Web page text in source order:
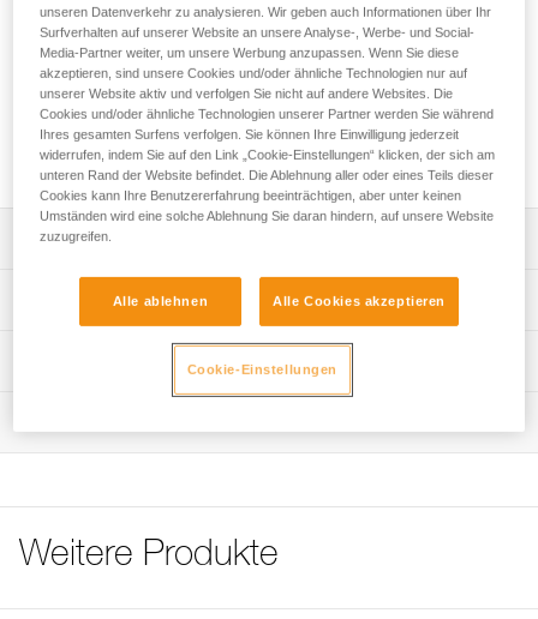
Ultraleichte vernähte Bandschlinge
Die PUR’ANNEAU ist eine sehr leichte und außergewöhnlich
haltbare Rundschlinge aus hochdichtem Polyethylen. Sie ist
sehr geschmeidig und ermöglicht ein gutes Handling. Sie ist
in drei Längen verfügbar, die zur leichteren Unterscheidung
farblich gekennzeichnet sind.
Leistungsverzeichnis
ein geringes Gewicht und ist außergewöhnlich haltbar.
Sehr geschmeidig, um das Handling zu vereinfachen.
Verfügbar in drei Längen (60, 120 und 180 cm) mit Nähten
leichter unterscheiden zu können.
Technische Spezifikationen
Material: Gurtband aus hochdichtem Polyethylen, Nähte
Zugrundeliegende Spezifikationen
Referenz : G006AA00
Technische Informationen
Gebrauchsanleitung
ANNEAU
Pflegeempfehlungen für Ihre Ausrüstung
Das PDF herunterladen Maintenance tips
procedure-DE
PSA-Prüfbogen
Weitere Produkte
unseren Datenverkehr zu analysieren. Wir geben auch Informationen über Ihr
Surfverhalten auf unserer Website an unsere Analyse-, Werbe- und Social-
Media-Partner weiter, um unsere Werbung anzupassen. Wenn Sie diese
akzeptieren, sind unsere Cookies und/oder ähnliche Technologien nur auf
unserer Website aktiv und verfolgen Sie nicht auf andere Websites. Die
Cookies und/oder ähnliche Technologien unserer Partner werden Sie während
Ihres gesamten Surfens verfolgen. Sie können Ihre Einwilligung jederzeit
widerrufen, indem Sie auf den Link „Cookie-Einstellungen“ klicken, der sich am
unteren Rand der Website befindet. Die Ablehnung aller oder eines Teils dieser
Cookies kann Ihre Benutzererfahrung beeinträchtigen, aber unter keinen
Umständen wird eine solche Ablehnung Sie daran hindern, auf unsere Website
zuzugreifen.
Alle ablehnen Alle Cookies akzeptieren
Cookie-Einstellungen